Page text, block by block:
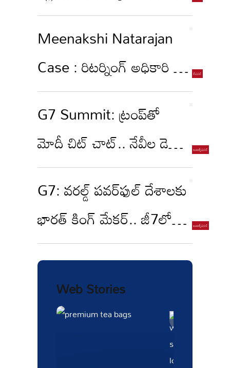
Authors
తొలగించిందా?
సంచలన వ్యాఖ్యలు
Meenakshi Natarajan
Case : రిటర్నింగ్‌ అధికారి vs
ప్రజాస్వామ్యం
G7 Summit: ట్రంప్‌తో
మోదీ చిట్ చాట్.. నేవీల డెడ్
నుంచి ట్రేడ్ డీల్ దాకా.. జీ7లో
ఏం చర్చించారంటే?
G7: వరల్డ్ పవర్‌ఫుల్ దేశాలకు
భారత్ కింగ్ మేకర్.. జీ7లో
ఎందుకంత ఇంపార్టెంట్
Web Stories